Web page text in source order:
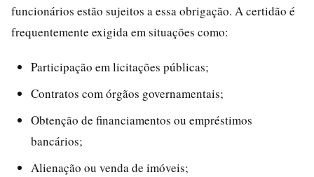
funcionários estão sujeitos a essa obrigação. A certidão é
frequentemente exigida em situações como:
Participação em licitações públicas;
Contratos com órgãos governamentais;
Obtenção de financiamentos ou empréstimos
bancários;
Alienação ou venda de imóveis;